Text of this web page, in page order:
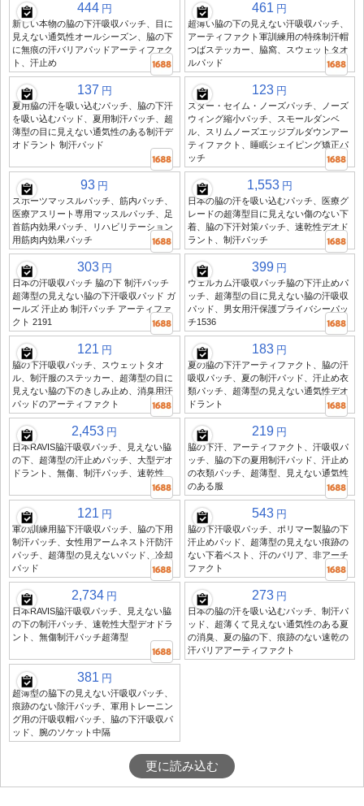
444 円
新しい本物の脇の下汗吸収パッチ、目に
見えない通気性オールシーズン、脇の下
に無痕の汗バリアパッドアーティファク
ト、汗止め
461 円
超薄い脇の下の見えない汗吸収パッチ、
アーティファクト軍訓練用の特殊制汗帽
つばステッカー、脇窩、スウェットタオ
ルパッド
137 円
夏用脇の汗を吸い込むパッチ、脇の下汗
を吸い込むパッド、夏用制汗パッチ、超
薄型の目に見えない通気性のある制汗デ
オドラント 制汗パッド
123 円
スター・セイム・ノーズパッチ、ノーズ
ウィング縮小パッチ、スモールダンベ
ル、スリムノーズエッジプルダウンアー
ティファクト、睡眠シェイピング矯正パ
ッチ
93 円
スポーツマッスルパッチ、筋内パッチ、
医療アスリート専用マッスルパッチ、足
首筋内効果パッチ、リハビリテーション
用筋肉内効果パッチ
1,553 円
日本の脇の汗を吸い込むパッチ、医療グ
レードの超薄型目に見えない傷のない下
着、脇の下汗対策パッチ、速乾性デオド
ラント、制汗パッチ
303 円
日本の汗吸収パッチ 脇の下 制汗パッチ
超薄型の見えない脇の下汗吸収パッド ガ
ールズ 汗止め 制汗パッチ アーティファ
クト 2191
399 円
ウェルカム汗吸収パッチ脇の下汗止めパ
ッチ、超薄型の目に見えない脇の汗吸収
パッド、男女用汗保護プライバシーパッ
チ1536
121 円
脇の下汗吸収パッチ、スウェットタオ
ル、制汗服のステッカー、超薄型の目に
見えない脇の下のきしみ止め、消臭用汗
パッドのアーティファクト
183 円
夏の脇の下汗アーティファクト、脇の汗
吸収パッチ、夏の制汗パッド、汗止め衣
類パッチ、超薄型の見えない通気性デオ
ドラント
2,453 円
日本RAVIS脇汗吸収パッチ、見えない脇
の下、超薄型の汗止めパッチ、大型デオ
ドラント、無傷、制汗パッチ、速乾性
219 円
脇の下汗、アーティファクト、汗吸収パ
ッチ、脇の下の夏用制汗パッド、汗止め
の衣類パッチ、超薄型、見えない通気性
のある服
121 円
軍の訓練用脇下汗吸収パッチ、脇の下用
制汗パッチ、女性用アームネスト汗防汗
パッチ、超薄型の見えないパッド、冷却
パッド
543 円
脇の下汗吸収パッチ、ポリマー製脇の下
汗止めパッド、超薄型の見えない痕跡の
ない下着ベスト、汗のバリア、非アーチ
ファクト
2,734 円
日本RAVIS脇汗吸収パッチ、見えない脇
の下の制汗パッチ、速乾性大型デオドラ
ント、無傷制汗パッチ超薄型
273 円
日本の脇の汗を吸い込むパッチ、制汗パ
ッド、超薄くて見えない通気性のある夏
の消臭、夏の脇の下、痕跡のない速乾の
汗バリアアーティファクト
381 円
超薄型の脇下の見えない汗吸収パッチ、
痕跡のない除汗パッチ、軍用トレーニン
グ用の汗吸収帽パッチ、脇の下汗吸収パ
ッド、腕のソケット中隔
更に読み込む